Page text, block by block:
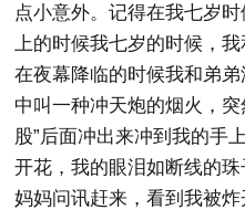
点小意外。记得在我七岁
上的时候我七岁的时候，
在夜幕降临的时候我和弟
中叫一种冲天炮的烟火，
股”后面冲出来冲到我的手
开花，我的眼泪如断线的
妈妈问讯赶来，看到我被